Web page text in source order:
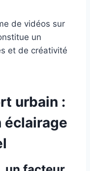
de vidéos sur
un
et de créativité
urbain :
éclairage